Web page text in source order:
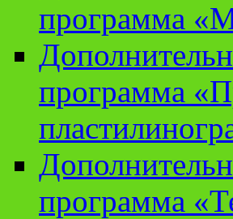
программа
программа
программа